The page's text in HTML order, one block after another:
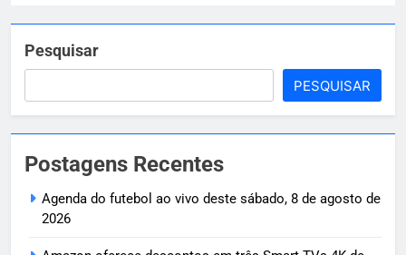
Pesquisar
PESQUISAR
Postagens Recentes
Agenda do futebol ao vivo deste sábado, 8 de agosto de
2026